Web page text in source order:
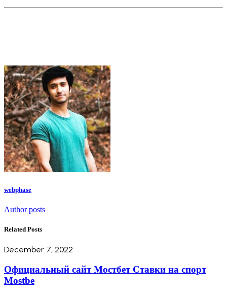
webphase
Author posts
Related Posts
December 7, 2022
Официальный сайт Мостбет Ставки на спорт
Mostbe